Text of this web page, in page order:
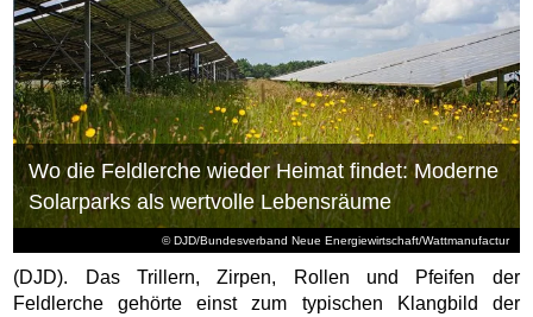
© DJD/Bundesverband Neue Energiewirtschaft/Wattmanufactur
Wo die Feldlerche wieder Heimat findet: Moderne
Solarparks als wertvolle Lebensräume
(DJD). Das Trillern, Zirpen, Rollen und Pfeifen der
Feldlerche gehörte einst zum typischen Klangbild der